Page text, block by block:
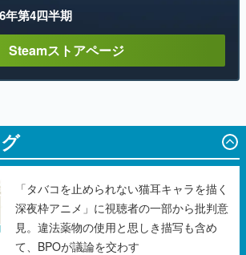
年第4四半期
Steamストアページ
「タバコを止められない猫耳キャラを描く
深夜枠アニメ」に視聴者の一部から批判意
見。違法薬物の使用と思しき描写も含め
て、BPOが議論を交わす